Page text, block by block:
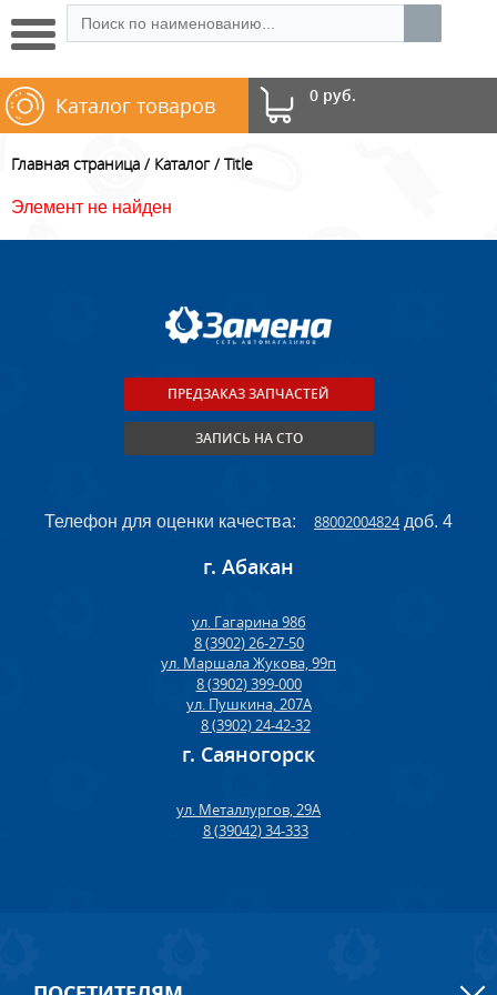
0 руб.
Каталог товаров
Главная страница Каталог Title
Элемент не найден
ПРЕДЗАКАЗ ЗАПЧАСТЕЙ
ЗАПИСЬ НА СТО
Телефон для оценки качества: 88002004824доб. 4
г. Абакан
ул. Гагарина 98б
8 (3902) 26-27-50
ул. Маршала Жукова, 99п
8 (3902) 399-000
ул. Пушкина, 207А
8 (3902) 24-42-32
г. Саяногорск
ул. Металлургов, 29А
8 (39042) 34-333